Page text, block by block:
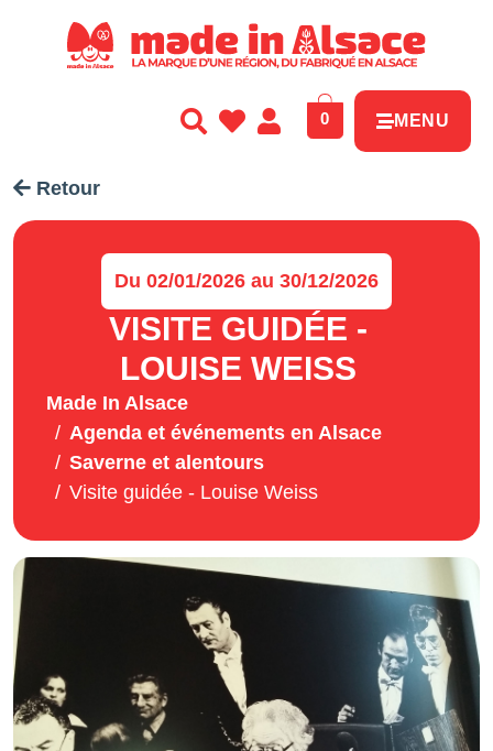
0 MENU
Retour
Du 02/01/2026 au 30/12/2026
VISITE GUIDÉE -
LOUISE WEISS
Made In Alsace
Agenda et événements en Alsace
Saverne et alentours
Visite guidée - Louise Weiss